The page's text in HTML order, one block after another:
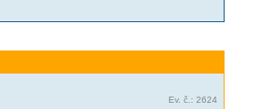
Ev. č.: 2624